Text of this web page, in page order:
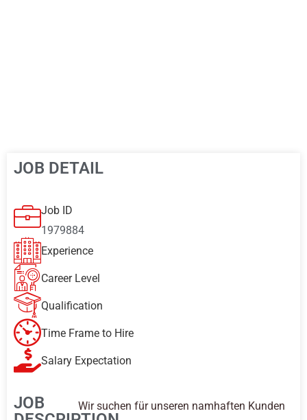
JOB DETAIL
Job ID
1979884
Experience
Career Level
Qualification
Time Frame to Hire
Salary Expectation
JOB
Wir suchen für unseren namhaften Kunden